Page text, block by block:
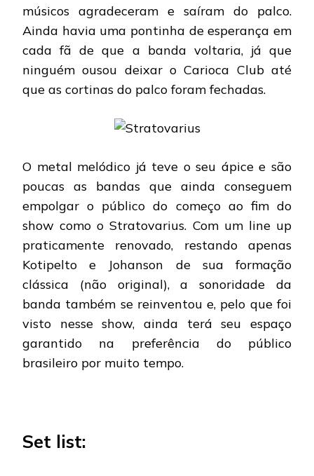
músicos agradeceram e saíram do palco.
Ainda havia uma pontinha de esperança em
cada fã de que a banda voltaria, já que
ninguém ousou deixar o Carioca Club até
que as cortinas do palco foram fechadas.
O metal melódico já teve o seu ápice e são
poucas as bandas que ainda conseguem
empolgar o público do começo ao fim do
show como o Stratovarius. Com um line up
praticamente renovado, restando apenas
Kotipelto e Johanson de sua formação
clássica (não original), a sonoridade da
banda também se reinventou e, pelo que foi
visto nesse show, ainda terá seu espaço
garantido na preferência do público
brasileiro por muito tempo.
Set list: